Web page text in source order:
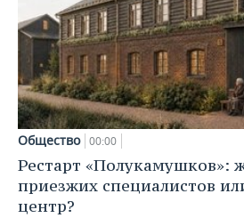
Общество 00:00
Рестарт «Полукамушков»:
приезжих специалистов
центр?